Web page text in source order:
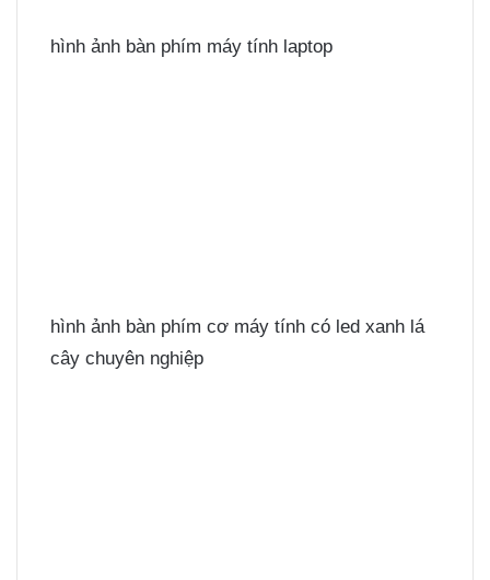
hình ảnh bàn phím máy tính laptop
hình ảnh bàn phím cơ máy tính có led xanh lá
cây chuyên nghiệp